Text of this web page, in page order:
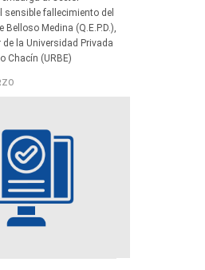
sensible fallecimiento del
Belloso Medina (Q.E.P.D.),
de la Universidad Privada
Chacín (URBE)